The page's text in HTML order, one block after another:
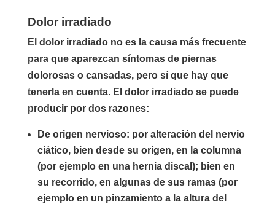
Dolor irradiado
El dolor irradiado no es la causa más frecuente
para que aparezcan síntomas de piernas
dolorosas o cansadas, pero sí que hay que
tenerla en cuenta. El dolor irradiado se puede
producir por dos razones:
De origen nervioso: por alteración del nervio
ciático, bien desde su origen, en la columna
(por ejemplo en una hernia discal); bien en
su recorrido, en algunas de sus ramas (por
ejemplo en un pinzamiento a la altura del